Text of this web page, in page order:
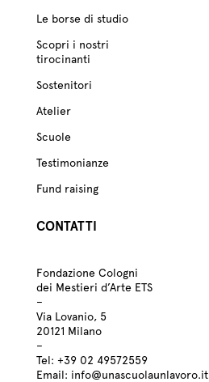
Le borse di studio
Scopri i nostri
tirocinanti
Sostenitori
Atelier
Scuole
Testimonianze
Fund raising
CONTATTI
Fondazione Cologni
dei Mestieri d’Arte ETS
–
Via Lovanio, 5
20121 Milano
–
Tel: +3902 49572559
Email: info@unascuolaunlavoro.it